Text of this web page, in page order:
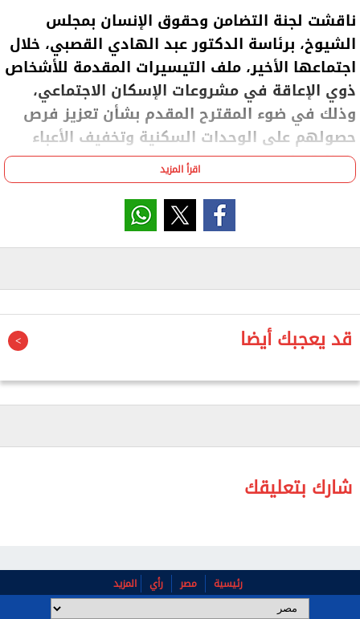
ناقشت لجنة التضامن وحقوق الإنسان بمجلس
الشيوخ، برئاسة الدكتور عبد الهادي القصبي، خلال
اجتماعها الأخير، ملف التيسيرات المقدمة للأشخاص
ذوي الإعاقة في مشروعات الإسكان الاجتماعي،
وذلك في ضوء المقترح المقدم بشأن تعزيز فرص
حصولهم على الوحدات السكنية وتخفيف الأعباء
المالية عليهم.
وأعلنت اللجنة موافقتها على المقترح من حيث المبدأ،
مؤكدة أهمية دعم هذه الفئة التي تواجه تحديات
متعددة ترتبط بارتفاع تكاليف العلاج والأجهزة
في العمل ومستوى الدخل الشهري.
كما أوضحت اللجنة أن هذه الأعباء تستدعي تدخلًا أكبر من
الحكومة، من خلال تفعيل أحكام القانون المنظم لحقوق
الأشخاص ذوي الإعاقة، ومتابعة ما تم تنفيذه منذ صدور
القانون وحتى الآن، بهدف ضمان حصول المستفيدين على
بشكل فعّال.
وطالبت اللجنة وزارة الإسكان ببحث منح تسهيلات إضافية
لذوي الإعاقة، تشمل زيادة مدة السداد بما يساهم في
المختلفة.
اقرأ المزيد
قد يعجبك أيضا
شارك بتعليقك
رئيسية مصر رأي المزيد